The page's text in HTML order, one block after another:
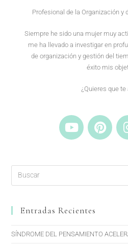
Profesional de la Organización y
Siempre he sido una mujer muy
me ha llevado a investigar en
de organización y gestión del
éxito mis
¿Quieres que te
Entradas Recientes
SÍNDROME DEL PENSAMIENTO